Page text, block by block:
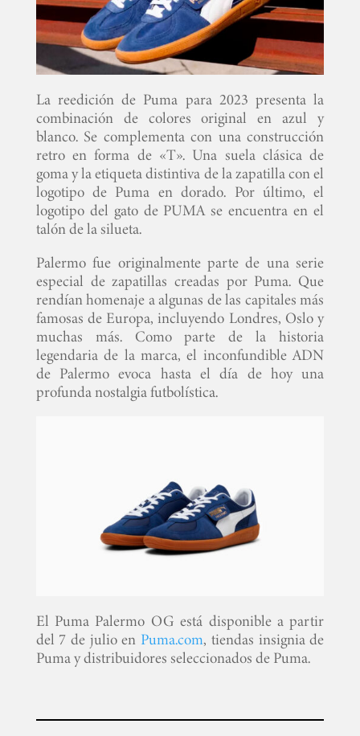
La reedición de Puma para 2023 presenta la
combinación de colores original en azul y
blanco. Se complementa con una construcción
retro en forma de «T». Una suela clásica de
goma y la etiqueta distintiva de la zapatilla con el
logotipo de Puma en dorado. Por último, el
logotipo del gato de PUMA se encuentra en el
talón de la silueta.
Palermo fue originalmente parte de una serie
especial de zapatillas creadas por Puma. Que
rendían homenaje a algunas de las capitales más
famosas de Europa, incluyendo Londres, Oslo y
muchas más. Como parte de la historia
legendaria de la marca, el inconfundible ADN
de Palermo evoca hasta el día de hoy una
profunda nostalgia futbolística.
El Puma Palermo OG está disponible a partir
del 7 de julio en Puma.com, tiendas insignia de
Puma y distribuidores seleccionados de Puma.